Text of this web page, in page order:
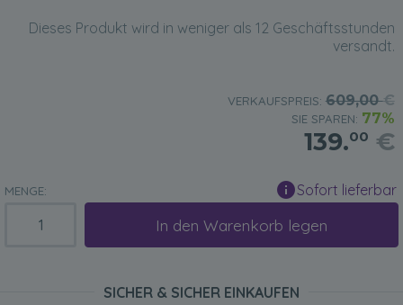
Dieses Produkt wird in weniger als 12 Geschäftsstunden
versandt.
VERKAUFSPREIS: 609,00€
SIE SPAREN: 77%
139.00 €
MENGE: Sofort lieferbar
In den Warenkorb legen
SICHER & SICHER EINKAUFEN